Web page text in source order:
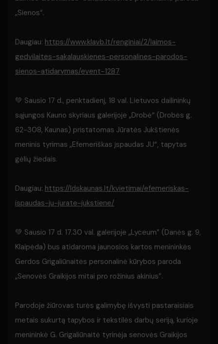
„Sienos“.
Daugiau: https://www.klavb.lt/renginiai/2/laimos-
gedvilaites-sakalauskienes-personalines-parodos-
sienos-atidarymas/event-1287
💚 Sausio 17 d., penktadienį, 18 val. Lietuvos dailininkų
sąjungos Kauno skyriaus galerijoje „Drobė“ (Drobės g.
62-308, Kaunas) pristatomas Jūratės Jukštienės
meninis tyrimas „Efemeriškas įspaudas JU“, tapytas
gėlių žiedais.
Daugiau: https://ldskaunas.lt/kvietimai/efemeriskas-
ispaudas-ju-jurate-jukstiene/
💚 Sausio 17 d. 17.30 val. galerijoje „Lyceum” (Danės g. 9,
Klaipėda) bus atidaroma jaunosios kartos menininkės
Gerdos Grigaliūnaitės personalinė kūrybos paroda
„Senovės Graikijos mitai pro rožinius akinius”.
Parodoje žiūrovas turės galimybę išvysti pastaraisiais
metais sukurtą tapybos ir tekstilės darbų seriją, kurioje
menininkė G. Grigaliūnaitė tyrinėja senovės Graikijos